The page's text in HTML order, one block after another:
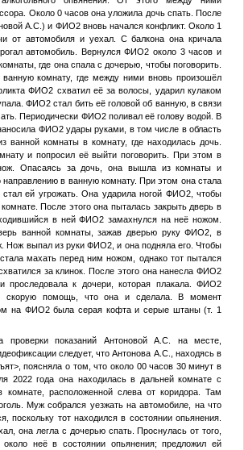
Около 0 часов она уложила дочь спать. После
А.С.) и ФИО2вновь начался конфликт. Около 1
от автомобиля и уехал. С балкона она кричала
автомобиль. ВернулсяФИО2 около 3 часов и
где она спала с дочерью, чтобы поговорить.
комнату, где между ними вновь произошёл
ФИО2 схватил её за волосы, ударил кулаком
ФИО2 стал бить её головой об ванную, в связи
Периодически ФИО2поливал её голову водой. В
ФИО2удары руками, в том числе в область
ванной комнаты в комнату, где находилась дочь.
и попросил её выйти поговорить. При этом в
Опасаясь за дочь, она вышла из комнаты и
в ванную комнату. При этом она стала
стал ей угрожать. Она ударила ногой ФИО2, чтобы
После этого она пыталась закрыть дверь в
в нейФИО2 замахнулся на неё ножом.
ванной комнаты, зажав дверью рукуФИО2 , в
Нож выпал из рукиФИО2 , и она подняла его. Чтобы
стала махать перед ним ножом, однако тот пытался
за клинок. После этого она нанеслаФИО2
проследовала к дочери, которая плакала.ФИО2
скорую помощь, что она и сделала. В момент
на ФИО2была серая кофта и серые штаны (т. 1
проверки показаний Антоновой А.С. на месте,
следует, что Антонова А.С., находясь в
, поясняла о том, что около 00 часов 30 минут в
2022 года она находилась в дальней комнате с
комнате, расположенной слева от коридора. Там
Муж собрался уезжать на автомобиле, на что
поскольку тот находился в состоянии опьянения.
она легла с дочерью спать. Проснулась от того,
неё в состоянии опьянения; предложил ей